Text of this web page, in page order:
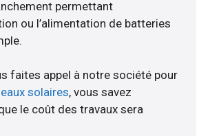
permettant
ou l’alimentation de batteries
faites appel à notre société pour
solaires, vous savez
le coût des travaux sera